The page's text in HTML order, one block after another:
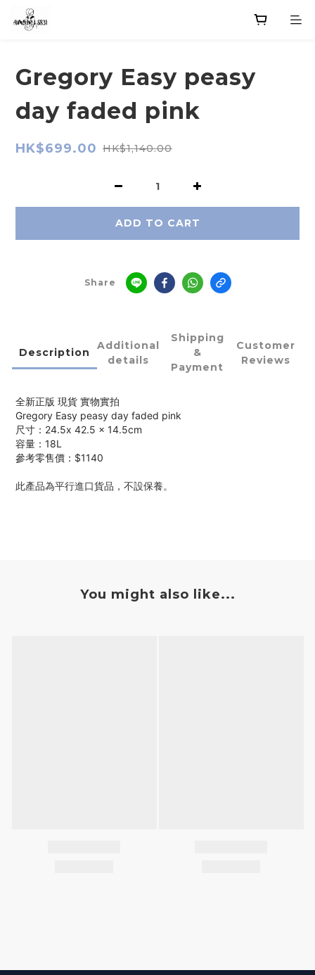
Gregory Easy peasy
day faded pink
HK$699.00 HK$1,140.00
ADD TO CART
Share
Description
Additional
details
Shipping
&
Payment
Customer
Reviews
全新正版 現貨 實物實拍
Gregory Easy peasy day faded pink
尺寸：24.5x 42.5 x 14.5cm
容量：18L
參考零售價：$1140
此產品為平行進口貨品，不設保養。
You might also like...